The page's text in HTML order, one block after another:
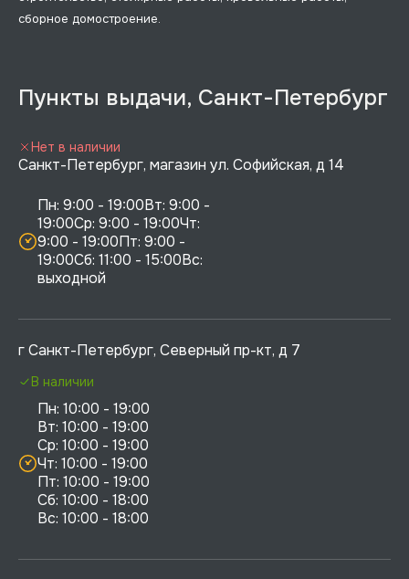
сборное домостроение.
Пункты выдачи, Санкт-Петербург
Санкт-Петербург, магазин ул. Софийская, д 14
Пн: 9:00 - 19:00Вт: 9:00 -
19:00Ср: 9:00 - 19:00Чт:
9:00 - 19:00Пт: 9:00 -
19:00Сб: 11:00 - 15:00Вс:
выходной
Нет в наличии
г Санкт-Петербург, Северный пр-кт, д 7
Пн: 10:00 - 19:00
Вт: 10:00 - 19:00
Ср: 10:00 - 19:00
Чт: 10:00 - 19:00
Пт: 10:00 - 19:00
Сб: 10:00 - 18:00
В наличии